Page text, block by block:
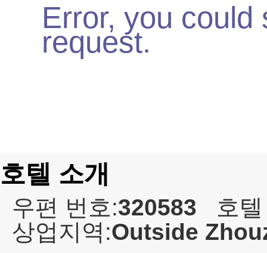
Error, you could
request.
호텔 소개
우편 번호:320583
호
상업지역:Outside